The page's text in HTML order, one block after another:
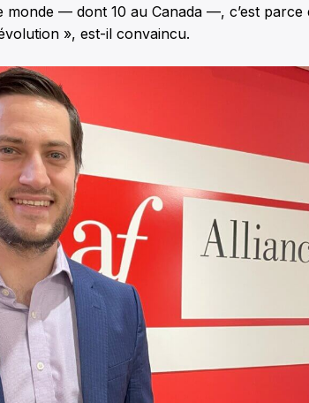
monde — dont 10 au Canada —, c’est parce
», est-il convaincu.